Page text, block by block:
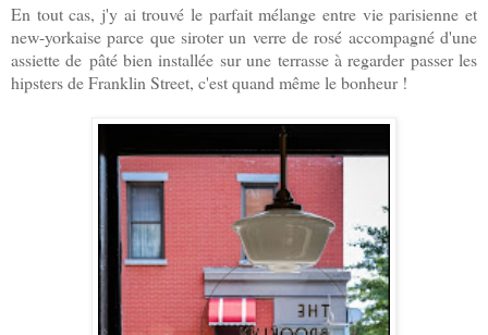
En tout cas, j'y ai trouvé le parfait mélange entre vie parisienne et
new-yorkaise parce que siroter un verre de rosé accompagné d'une
assiette de pâté bien installée sur une terrasse à regarder passer les
hipsters de Franklin Street, c'est quand même le bonheur !